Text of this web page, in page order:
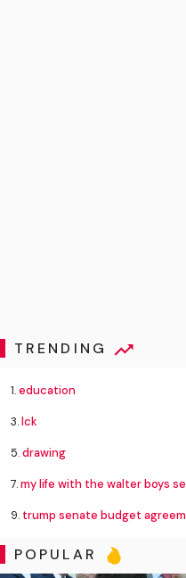
TRENDING
1.education
3.lck
5.drawing
7.my life with the walter boys season 4
9. trump senate budget agreement delay
POPULAR